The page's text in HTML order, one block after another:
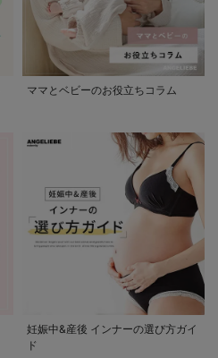
ママとベビーのお役立ちコラム
妊娠中&産後 インナーの選び方ガイ
ド